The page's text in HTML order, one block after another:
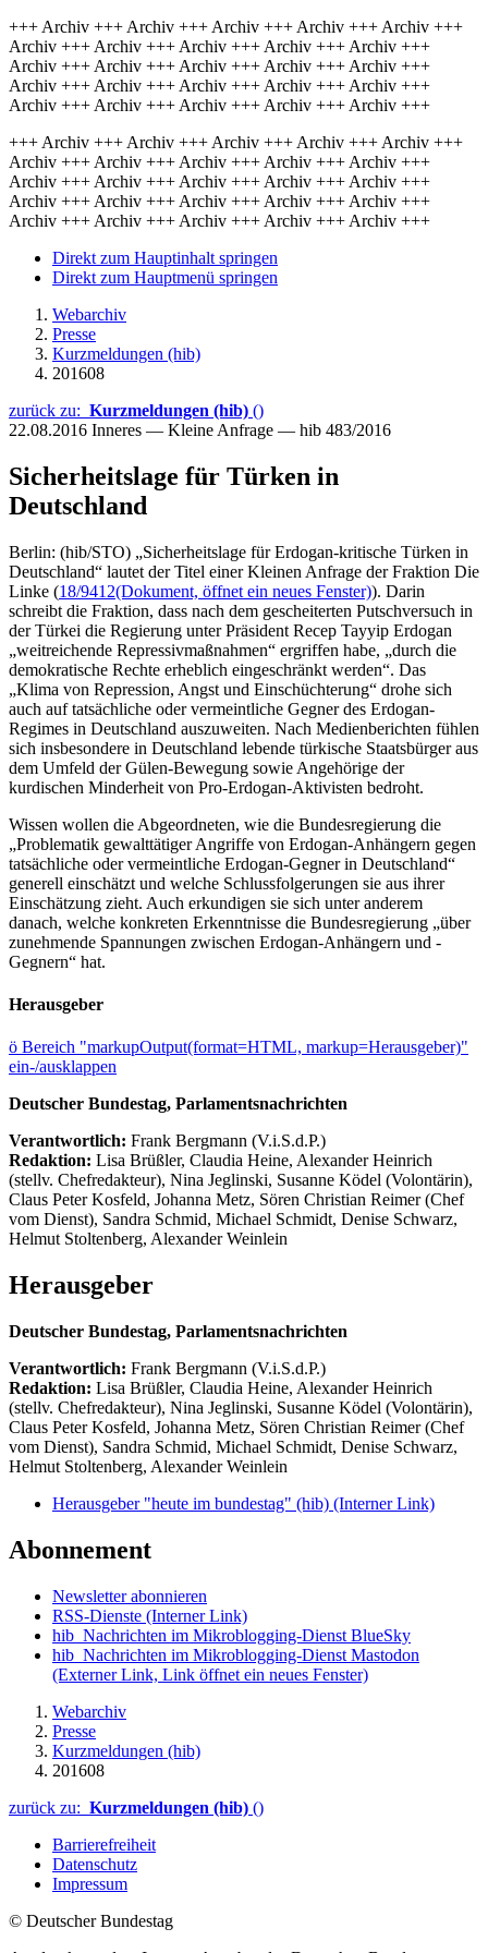
+++ Archiv +++ Archiv +++ Archiv +++ Archiv +++ Archiv +++
Archiv +++ Archiv +++ Archiv +++ Archiv +++ Archiv +++
Archiv +++ Archiv +++ Archiv +++ Archiv +++ Archiv +++
Archiv +++ Archiv +++ Archiv +++ Archiv +++ Archiv +++
Archiv +++ Archiv +++ Archiv +++ Archiv +++ Archiv +++
+++ Archiv +++ Archiv +++ Archiv +++ Archiv +++ Archiv +++
Archiv +++ Archiv +++ Archiv +++ Archiv +++ Archiv +++
Archiv +++ Archiv +++ Archiv +++ Archiv +++ Archiv +++
Archiv +++ Archiv +++ Archiv +++ Archiv +++ Archiv +++
Archiv +++ Archiv +++ Archiv +++ Archiv +++ Archiv +++
Direkt zum Hauptinhalt springen
Direkt zum Hauptmenü springen
Webarchiv
Presse
Kurzmeldungen (hib)
201608
zurück zu: Kurzmeldungen (hib) ()
22.08.2016 Inneres — Kleine Anfrage — hib 483/2016
Sicherheitslage für Türken in
Deutschland
Berlin: (hib/STO) „Sicherheitslage für Erdogan-kritische Türken in
Deutschland“ lautet der Titel einer Kleinen Anfrage der Fraktion Die
Linke (18/9412(Dokument, öffnet ein neues Fenster)). Darin
schreibt die Fraktion, dass nach dem gescheiterten Putschversuch in
der Türkei die Regierung unter Präsident Recep Tayyip Erdogan
„weitreichende Repressivmaßnahmen“ ergriffen habe, „durch die
demokratische Rechte erheblich eingeschränkt werden“. Das
„Klima von Repression, Angst und Einschüchterung“ drohe sich
auch auf tatsächliche oder vermeintliche Gegner des Erdogan-
Regimes in Deutschland auszuweiten. Nach Medienberichten fühlen
sich insbesondere in Deutschland lebende türkische Staatsbürger aus
dem Umfeld der Gülen-Bewegung sowie Angehörige der
kurdischen Minderheit von Pro-Erdogan-Aktivisten bedroht.
Wissen wollen die Abgeordneten, wie die Bundesregierung die
„Problematik gewalttätiger Angriffe von Erdogan-Anhängern gegen
tatsächliche oder vermeintliche Erdogan-Gegner in Deutschland“
generell einschätzt und welche Schlussfolgerungen sie aus ihrer
Einschätzung zieht. Auch erkundigen sie sich unter anderem
danach, welche konkreten Erkenntnisse die Bundesregierung „über
zunehmende Spannungen zwischen Erdogan-Anhängern und -
Gegnern“ hat.
Herausgeber
ö Bereich "markupOutput(format=HTML, markup=Herausgeber)"
ein-/ausklappen
Deutscher Bundestag, Parlamentsnachrichten
Verantwortlich: Frank Bergmann (V.i.S.d.P.)
Redaktion: Lisa Brüßler, Claudia Heine, Alexander Heinrich
(stellv. Chefredakteur), Nina Jeglinski, Susanne Ködel (Volontärin),
Claus Peter Kosfeld, Johanna Metz, Sören Christian Reimer (Chef
vom Dienst), Sandra Schmid, Michael Schmidt, Denise Schwarz,
Helmut Stoltenberg, Alexander Weinlein
Herausgeber
Deutscher Bundestag, Parlamentsnachrichten
Verantwortlich: Frank Bergmann (V.i.S.d.P.)
Redaktion: Lisa Brüßler, Claudia Heine, Alexander Heinrich
(stellv. Chefredakteur), Nina Jeglinski, Susanne Ködel (Volontärin),
Claus Peter Kosfeld, Johanna Metz, Sören Christian Reimer (Chef
vom Dienst), Sandra Schmid, Michael Schmidt, Denise Schwarz,
Helmut Stoltenberg, Alexander Weinlein
Herausgeber "heute im bundestag" (hib) (Interner Link)
Abonnement
Newsletter abonnieren
RSS-Dienste (Interner Link)
hib_Nachrichten im Mikroblogging-Dienst BlueSky
hib_Nachrichten im Mikroblogging-Dienst Mastodon
(Externer Link, Link öffnet ein neues Fenster)
Webarchiv
Presse
Kurzmeldungen (hib)
201608
zurück zu: Kurzmeldungen (hib) ()
Barrierefreiheit
Datenschutz
Impressum
© Deutscher Bundestag